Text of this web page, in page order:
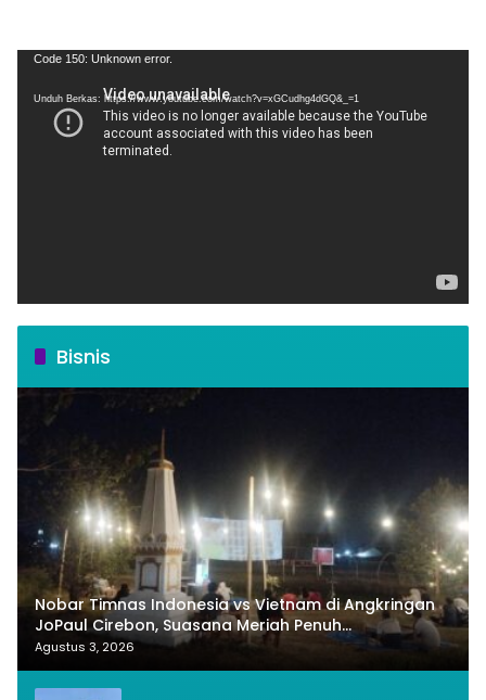
Pemutar
Code 150: Unknown error.
Unduh Berkas: https://www.youtube.com/watch?v=xGCudhg4dGQ&_=1
Bisnis
Nobar Timnas Indonesia vs Vietnam di Angkringan
JoPaul Cirebon, Suasana Meriah Penuh
Nasionalisme
Agustus 3, 2026